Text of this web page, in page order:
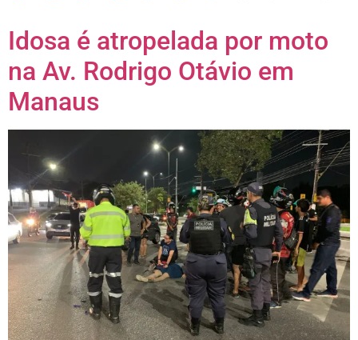
Idosa é atropelada por moto
na Av. Rodrigo Otávio em
Manaus